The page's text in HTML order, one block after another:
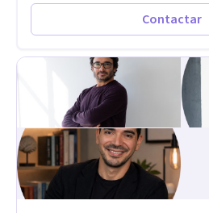
historias personales, elaborar las
resignificarlas, liberando su
crea un espacio de verbalización
esta conversación abierta y del
exploran las vivencias que aún
otorga un nuevo sentido y se
emocional. De esta forma, los
claridad sobre sí mismos, reducen
sufrimiento y alcanzan cambios
vida y relaciones personales.
Contactar